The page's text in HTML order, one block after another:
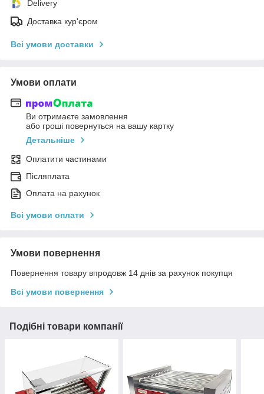
Delivery
Доставка кур'єром
Всі умови доставки
Умови оплати
Ви отримаєте замовлення
або гроші повернуться на вашу картку
Детальніше
Оплатити частинами
Післяплата
Оплата на рахунок
Всі умови оплати
Умови повернення
Повернення товару впродовж 14 днів за рахунок покупця
Всі умови повернення
Подібні товари компанії